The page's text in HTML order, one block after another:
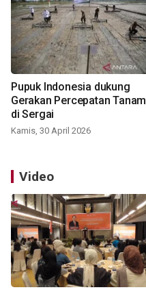
Pupuk Indonesia dukung
Gerakan Percepatan Tanam
di Sergai
Kamis, 30 April 2026
Video